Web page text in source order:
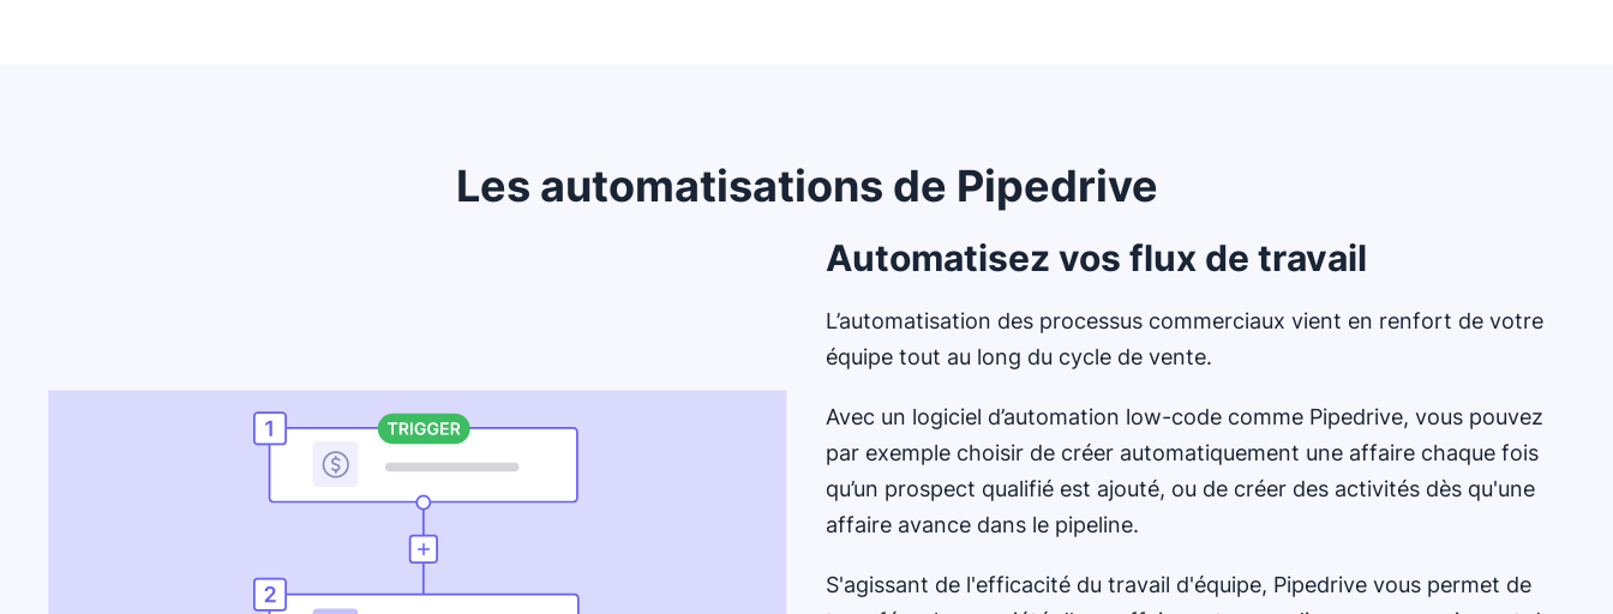
Les automatisations de Pipedrive
Automatisez vos flux de travail
L’automatisation des processus commerciaux vient en renfort de votre
équipe tout au long du cycle de vente.
Avec un logiciel d’automation low-code comme Pipedrive, vous pouvez
par exemple choisir de créer automatiquement une affaire chaque fois
qu’un prospect qualifié est ajouté, ou de créer des activités dès qu'une
affaire avance dans le pipeline.
S'agissant de l'efficacité du travail d'équipe, Pipedrive vous permet de